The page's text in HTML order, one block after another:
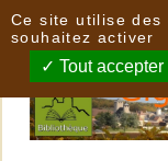
Ce site utilise des
souhaitez activer
Tout accepter